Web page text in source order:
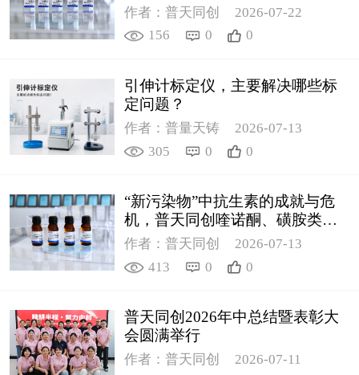
质
作者：普天同创
2026-07-22
156
0 0
引伸计标定仪，主要解决哪些标
定问题？
作者：普量天铸
2026-07-13
305
0 0
“新污染物”中抗生素的成就与危
机，普天同创喹诺酮、磺胺类质
控新品筑牢环境安全防线
作者：普天同创
2026-07-13
413
0 0
普天同创2026年中总结暨表彰大
会圆满举行
作者：普天同创
2026-07-11